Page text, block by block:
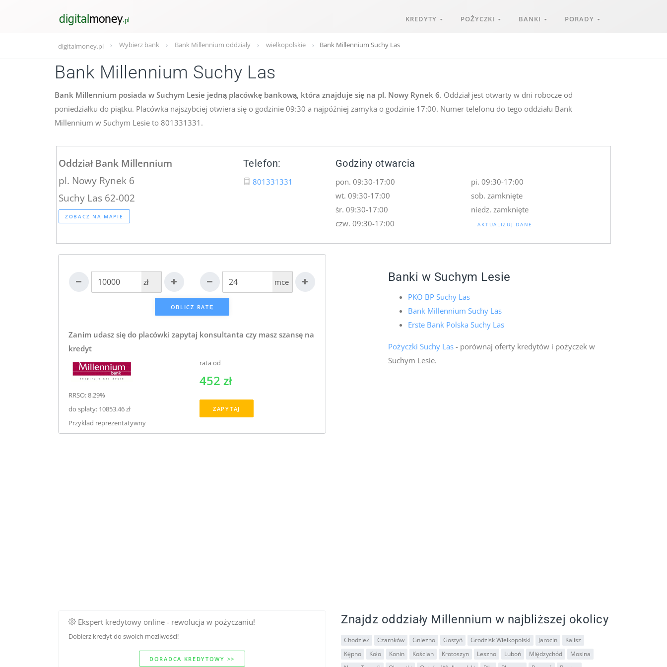
KREDYTY POŻYCZKI BANKI PORADY
digitalmoney.pl Wybierz bank Bank Millennium oddziały wielkopolskie Bank Millennium Suchy Las
Bank Millennium Suchy Las
Bank Millennium posiada w Suchym Lesie jedną placówkę bankową, która znajduje się na pl. Nowy Rynek 6. Oddział jest otwarty w dni robocze od
poniedziałku do piątku. Placówka najszybciej otwiera się o godzinie 09:30 a najpóźniej zamyka o godzinie 17:00. Numer telefonu do tego oddziału Bank
Millennium w Suchym Lesie to 801331331.
Oddział Bank Millennium
pl. Nowy Rynek 6
Suchy Las 62-002
ZOBACZ NA MAPIE
Telefon:
801331331
Godziny otwarcia
pon. 09:30-17:00
wt. 09:30-17:00
śr. 09:30-17:00
czw. 09:30-17:00
pi. 09:30-17:00
sob. zamknięte
niedz. zamknięte
AKTUALIZUJ DANE
zł mce
Zanim udasz się do placówki zapytaj konsultanta czy masz szansę na
kredyt
RRSO: 8.29%
do spłaty: 10853.46 zł
Przykład reprezentatywny
rata od
452 zł
ZAPYTAJ
Banki w Suchym Lesie
PKO BP Suchy Las
Bank Millennium Suchy Las
Erste Bank Polska Suchy Las
Pożyczki Suchy Las- porównaj oferty kredytów i pożyczek w
Suchym Lesie.
Ekspert kredytowy online - rewolucja w pożyczaniu!
Dobierz kredyt do swoich mozliwości!
DORADCA KREDYTOWY >>
Znajdz oddziały Millennium w najbliższej okolicy
Chodzież Czarnków Gniezno Gostyń Grodzisk Wielkopolski Jarocin
Kalisz
Kępno
Koło Konin Kościan Krotoszyn Leszno Luboń Międzychód
Mosina